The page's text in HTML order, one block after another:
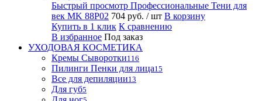
Быстрый просмотр Профессиональные Тени для
век MK 88P02 704 руб. / шт В корзину
Купить в 1 клик К сравнению
В избранное Под заказ
УХОДОВАЯ КОСМЕТИКА
Кремы Сыворотки116
Пилинги Пенки для лица15
Все для депиляции13
Для губ5